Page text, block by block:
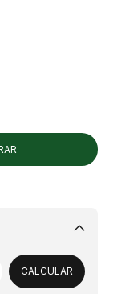
Alterar CEP
CALCULAR